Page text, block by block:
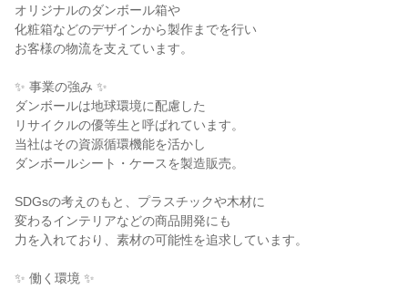
オリジナルのダンボール箱や
化粧箱などのデザインから製作までを行い
お客様の物流を支えています。
✨ 事業の強み ✨
ダンボールは地球環境に配慮した
リサイクルの優等生と呼ばれています。
当社はその資源循環機能を活かし
ダンボールシート・ケースを製造販売。
SDGsの考えのもと、プラスチックや木材に
変わるインテリアなどの商品開発にも
力を入れており、素材の可能性を追求しています。
✨ 働く環境 ✨